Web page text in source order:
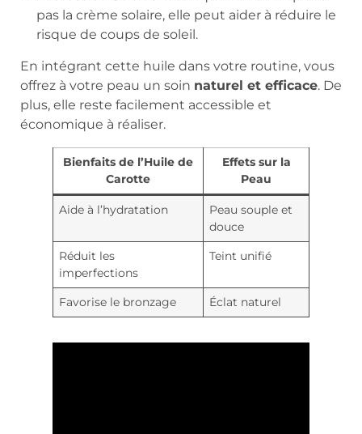
pas la crème solaire, elle peut aider à réduire le
risque de coups de soleil.
En intégrant cette huile dans votre routine, vous
offrez à votre peau un soin naturel et efficace. De
plus, elle reste facilement accessible et
économique à réaliser.
Bienfaits de l’Huile de
Carotte
Effets sur la
Peau
Aide à l’hydratation
Peau souple et
douce
Réduit les
imperfections
Teint unifié
Favorise le bronzage Éclat naturel